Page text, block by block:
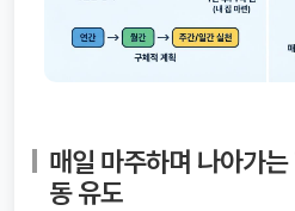
매일 마주하며 나아가
동 유도